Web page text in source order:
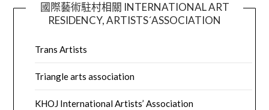
國際藝術駐村相關 INTERNATIONAL ART
RESIDENCY, ARTISTS´ASSOCIATION
Trans Artists
Triangle arts association
KHOJ International Artists’ Association